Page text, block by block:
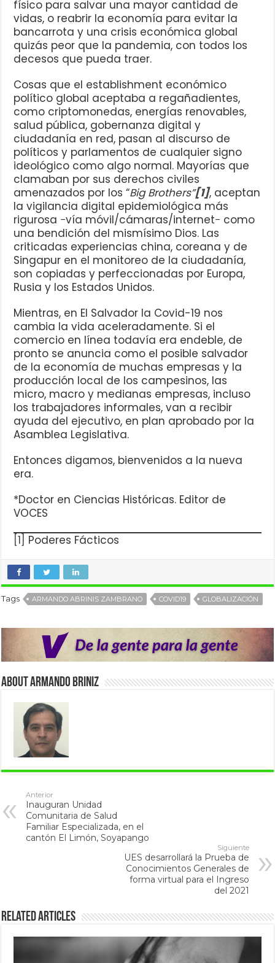
físico para salvar una mayor cantidad de
vidas, o reabrir la economía para evitar la
bancarrota y una crisis económica global
quizás peor que la pandemia, con todos los
decesos que pueda traer.
Cosas que el establishment económico
político global aceptaba a regañadientes,
como criptomonedas, energías renovables,
salud pública, gobernanza digital y
ciudadanía en red, pasan al discurso de
políticos y parlamentos de cualquier signo
ideológico como algo normal. Mayorías que
clamaban por sus derechos civiles
amenazados por los “Big Brothers”[1], aceptan
la vigilancia digital epidemiológica más
rigurosa −vía móvil/cámaras/internet− como
una bendición del mismísimo Dios. Las
criticadas experiencias china, coreana y de
Singapur en el monitoreo de la ciudadanía,
son copiadas y perfeccionadas por Europa,
Rusia y los Estados Unidos.
Mientras, en El Salvador la Covid-19 nos
cambia la vida aceleradamente. Si el
comercio en línea todavía era endeble, de
pronto se anuncia como el posible salvador
de la economía de muchas empresas y la
producción local de los campesinos, las
micro, macro y medianas empresas, incluso
los trabajadores informales, van a recibir
ayuda del ejecutivo, en plan aprobado por la
Asamblea Legislativa.
Entonces digamos, bienvenidos a la nueva
era.
*Doctor en Ciencias Históricas. Editor de
VOCES
[1] Poderes Fácticos
Tags ARMANDO ABRINIS ZAMBRANO COVID19 GLOBALIZACIÓN
About Armando Briniz
Anterior
Inauguran Unidad
Comunitaria de Salud
Familiar Especializada, en el
cantón El Limón, Soyapango
Siguiente
UES desarrollará la Prueba de
Conocimientos Generales de
forma virtual para el Ingreso
del 2021
Related Articles